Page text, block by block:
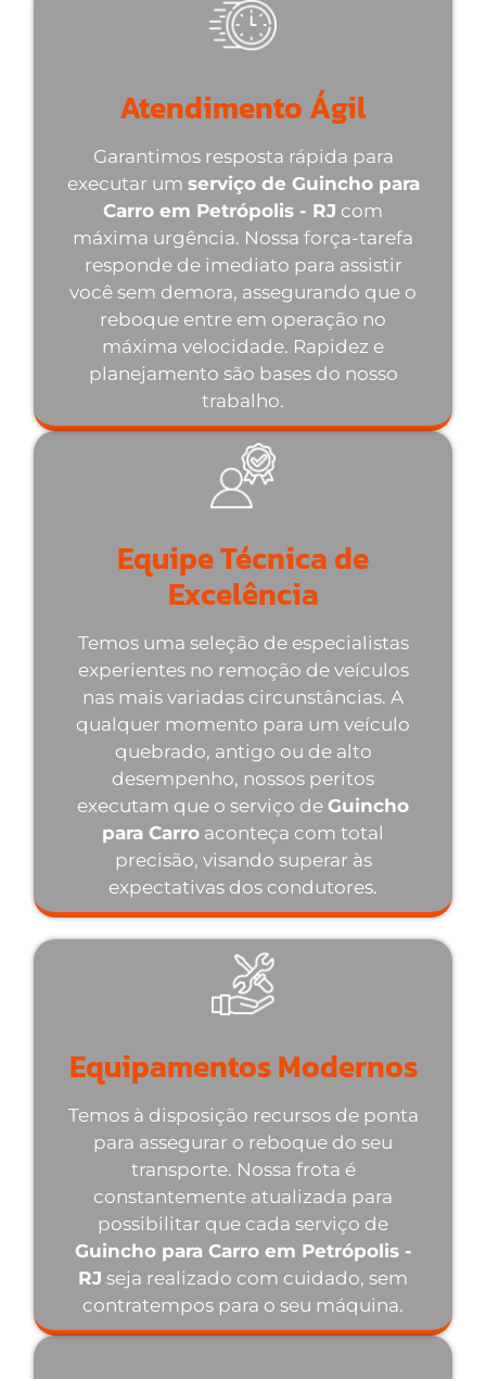
Atendimento Ágil
Garantimos resposta rápida para
executar um serviço de Guincho para
Carro em Petrópolis - RJ com
máxima urgência. Nossa força-tarefa
responde de imediato para assistir
você sem demora, assegurando que o
reboque entre em operação no
máxima velocidade. Rapidez e
planejamento são bases do nosso
trabalho.
Equipe Técnica de
Excelência
Temos uma seleção de especialistas
experientes no remoção de veículos
nas mais variadas circunstâncias. A
qualquer momento para um veículo
quebrado, antigo ou de alto
desempenho, nossos peritos
executam que o serviço de Guincho
para Carro aconteça com total
precisão, visando superar às
expectativas dos condutores.
Equipamentos Modernos
Temos à disposição recursos de ponta
para assegurar o reboque do seu
transporte. Nossa frota é
constantemente atualizada para
possibilitar que cada serviço de
Guincho para Carro em Petrópolis -
RJ seja realizado com cuidado, sem
contratempos para o seu máquina.